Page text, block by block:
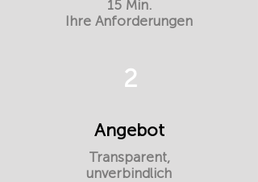
15 Min.
Ihre Anforderungen
2
Angebot
Transparent,
unverbindlich